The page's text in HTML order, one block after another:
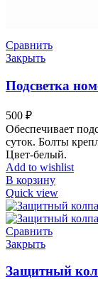
Сравнить
Закрыть
Подсветка
500 ₽
Обеспечивает
суток. Болты
Цвет-белый.
Add to wishlist
В корзину
Quick view
Сравнить
Закрыть
Защитный